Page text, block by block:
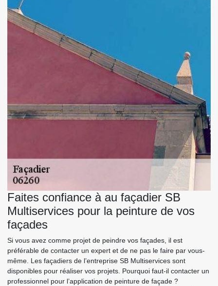
Faites confiance à au façadier SB
Multiservices pour la peinture de vos
façades
Si vous avez comme projet de peindre vos façades, il est
préférable de contacter un expert et de ne pas le faire par vous-
même. Les façadiers de l’entreprise SB Multiservices sont
disponibles pour réaliser vos projets. Pourquoi faut-il contacter un
professionnel pour l’application de peinture de façade ?